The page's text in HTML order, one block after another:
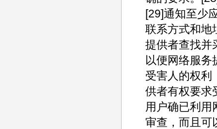
[29]通知至少
联系方式和地
提供者查找并
以便网络服
受害人的权利
供者有权要求
用户确已利用
审查，而且可